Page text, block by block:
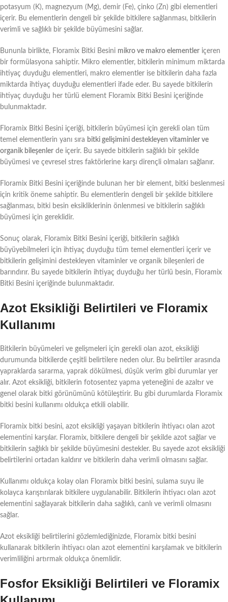
potasyum (K), magnezyum (Mg), demir (Fe), çinko (Zn) gibi elementleri
içerir. Bu elementlerin dengeli bir şekilde bitkilere sağlanması, bitkilerin
verimli ve sağlıklı bir şekilde büyümesini sağlar.
Bununla birlikte, Floramix Bitki Besini mikro ve makro elementler içeren
bir formülasyona sahiptir. Mikro elementler, bitkilerin minimum miktarda
ihtiyaç duyduğu elementleri, makro elementler ise bitkilerin daha fazla
miktarda ihtiyaç duyduğu elementleri ifade eder. Bu sayede bitkilerin
ihtiyaç duyduğu her türlü element Floramix Bitki Besini içeriğinde
bulunmaktadır.
Floramix Bitki Besini içeriği, bitkilerin büyümesi için gerekli olan tüm
temel elementlerin yanı sıra bitki gelişimini destekleyen vitaminler ve
organik bileşenler de içerir. Bu sayede bitkilerin sağlıklı bir şekilde
büyümesi ve çevresel stres faktörlerine karşı dirençli olmaları sağlanır.
Floramix Bitki Besini içeriğinde bulunan her bir element, bitki beslenmesi
için kritik öneme sahiptir. Bu elementlerin dengeli bir şekilde bitkilere
sağlanması, bitki besin eksikliklerinin önlenmesi ve bitkilerin sağlıklı
büyümesi için gereklidir.
Sonuç olarak, Floramix Bitki Besini içeriği, bitkilerin sağlıklı
büyüyebilmeleri için ihtiyaç duyduğu tüm temel elementleri içerir ve
bitkilerin gelişimini destekleyen vitaminler ve organik bileşenleri de
barındırır. Bu sayede bitkilerin ihtiyaç duyduğu her türlü besin, Floramix
Bitki Besini içeriğinde bulunmaktadır.
Azot Eksikliği Belirtileri ve Floramix
Kullanımı
Bitkilerin büyümeleri ve gelişmeleri için gerekli olan azot, eksikliği
durumunda bitkilerde çeşitli belirtilere neden olur. Bu belirtiler arasında
yapraklarda sararma, yaprak dökülmesi, düşük verim gibi durumlar yer
alır. Azot eksikliği, bitkilerin fotosentez yapma yeteneğini de azaltır ve
genel olarak bitki görünümünü kötüleştirir. Bu gibi durumlarda Floramix
bitki besini kullanımı oldukça etkili olabilir.
Floramix bitki besini, azot eksikliği yaşayan bitkilerin ihtiyacı olan azot
elementini karşılar. Floramix, bitkilere dengeli bir şekilde azot sağlar ve
bitkilerin sağlıklı bir şekilde büyümesini destekler. Bu sayede azot eksikliği
belirtilerini ortadan kaldırır ve bitkilerin daha verimli olmasını sağlar.
Kullanımı oldukça kolay olan Floramix bitki besini, sulama suyu ile
kolayca karıştırılarak bitkilere uygulanabilir. Bitkilerin ihtiyacı olan azot
elementini sağlayarak bitkilerin daha sağlıklı, canlı ve verimli olmasını
sağlar.
Azot eksikliği belirtilerini gözlemlediğinizde, Floramix bitki besini
kullanarak bitkilerin ihtiyacı olan azot elementini karşılamak ve bitkilerin
verimliliğini artırmak oldukça önemlidir.
Fosfor Eksikliği Belirtileri ve Floramix